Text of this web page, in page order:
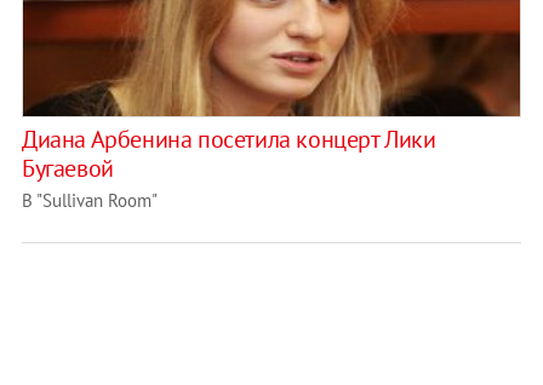
Диана Арбенина посетила концерт Лики
Бугаевой
В "Sullivan Room"